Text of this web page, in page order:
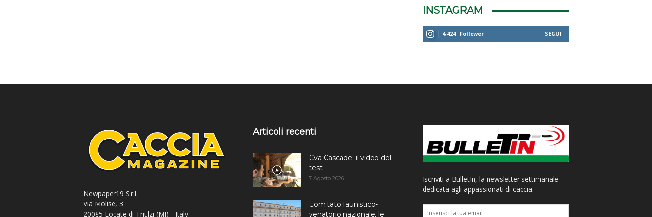
INSTAGRAM
4,424 Follower SEGUI
Newpaper19 S.r.l.
Via Molise, 3
20085 Locate di Triulzi (MI) - Italy
Articoli recenti
Cva Cascade: il video del
test
7 Agosto 2026
Comitato faunistico-
venatorio nazionale, le
Iscriviti a BulletIn, la newsletter settimanale
dedicata agli appassionati di caccia.